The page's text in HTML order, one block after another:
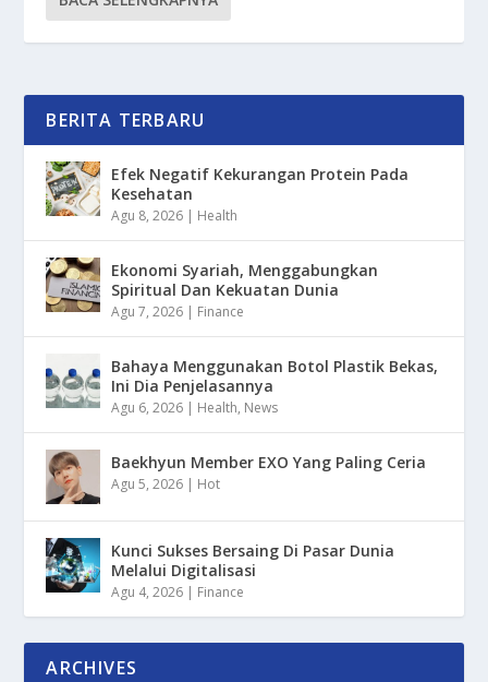
BERITA TERBARU
Efek Negatif Kekurangan Protein Pada
Kesehatan
Agu 8, 2026 | Health
Ekonomi Syariah, Menggabungkan
Spiritual Dan Kekuatan Dunia
Agu 7, 2026 | Finance
Bahaya Menggunakan Botol Plastik Bekas,
Ini Dia Penjelasannya
Agu 6, 2026 | Health, News
Baekhyun Member EXO Yang Paling Ceria
Agu 5, 2026 | Hot
Kunci Sukses Bersaing Di Pasar Dunia
Melalui Digitalisasi
Agu 4, 2026 | Finance
ARCHIVES